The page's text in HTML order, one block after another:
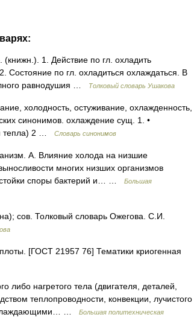
1. Действие по гл. охладить
Состояние по гл. охладиться охлаждаться. В
равнодушия …
Толковый словарь Ушакова
холодность, остуживание, охлажденность,
синонимов. охлаждение сущ. 1. •
тепла) 2 …
Словарь синонимов
А. Влияние холода на низшие
многих низших организмов
стойки споры бактерий и… …
Большая
сов. Толковый словарь Ожегова. С.И.
[ГОСТ 21957 76] Тематики криогенная
нагретого тела (двигателя, деталей,
теплопроводности, конвекции, лучистого
…
Большая политехническая